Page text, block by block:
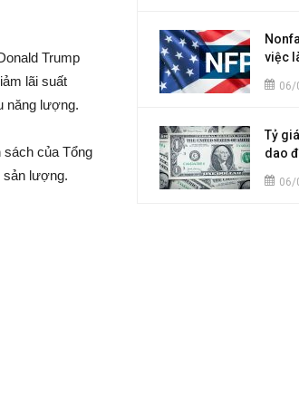
Trump
lãi suất
năng lượng.
của Tổng
sản lượng.
việc
06/
Tỷ
dao
06/